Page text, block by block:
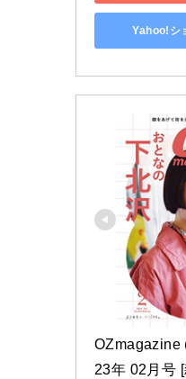
Yahoo!シ
OZmagazine
23年 02月号 [